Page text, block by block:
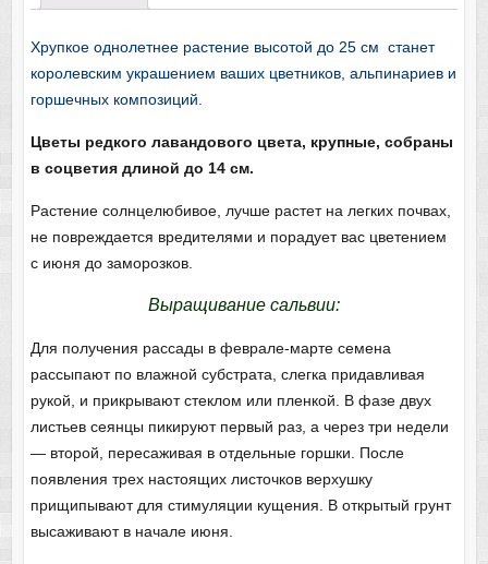
Хрупкое однолетнее растение высотой до 25 см станет
королевским украшением ваших цветников, альпинариев и
горшечных композиций.
Цветы редкого лавандового цвета, крупные, собраны
в соцветия длиной до 14 см.
Растение солнцелюбивое, лучше растет на легких почвах,
не повреждается вредителями и порадует вас цветением
с июня до заморозков.
Выращивание сальвии:
Для получения рассады в феврале-марте семена
рассыпают по влажной субстрата, слегка придавливая
рукой, и прикрывают стеклом или пленкой. В фазе двух
листьев сеянцы пикируют первый раз, а через три недели
— второй, пересаживая в отдельные горшки. После
появления трех настоящих листочков верхушку
прищипывают для стимуляции кущения. В открытый грунт
высаживают в начале июня.